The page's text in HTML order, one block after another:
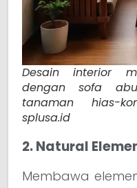
Desain interior
dengan sofa
tanaman hias-
splusa.id
2. Natural
Membawa